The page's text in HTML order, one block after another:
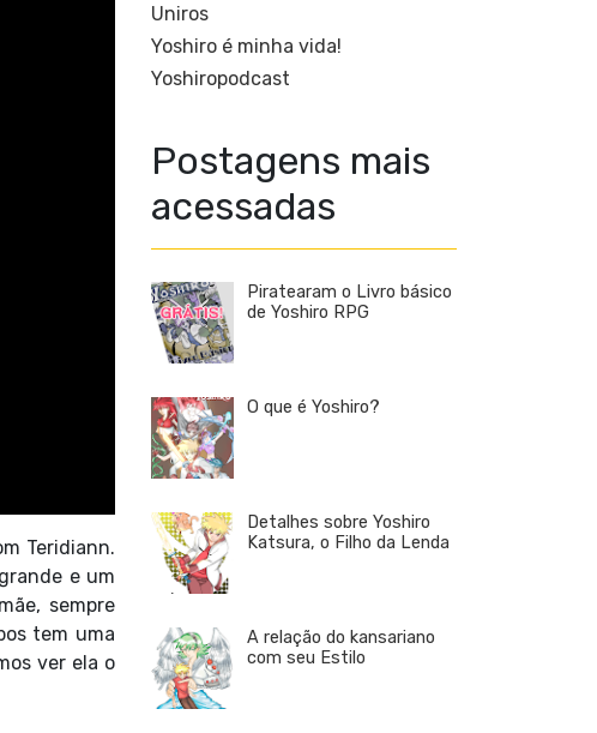
Teridiann.
e um
sempre
tem uma
ver ela o
Uniros
Yoshiro é minha vida!
Yoshiropodcast
Postagens mais
acessadas
Piratearam o Livro básico
de Yoshiro RPG
O que é Yoshiro?
Detalhes sobre Yoshiro
Katsura, o Filho da Lenda
A relação do kansariano
com seu Estilo